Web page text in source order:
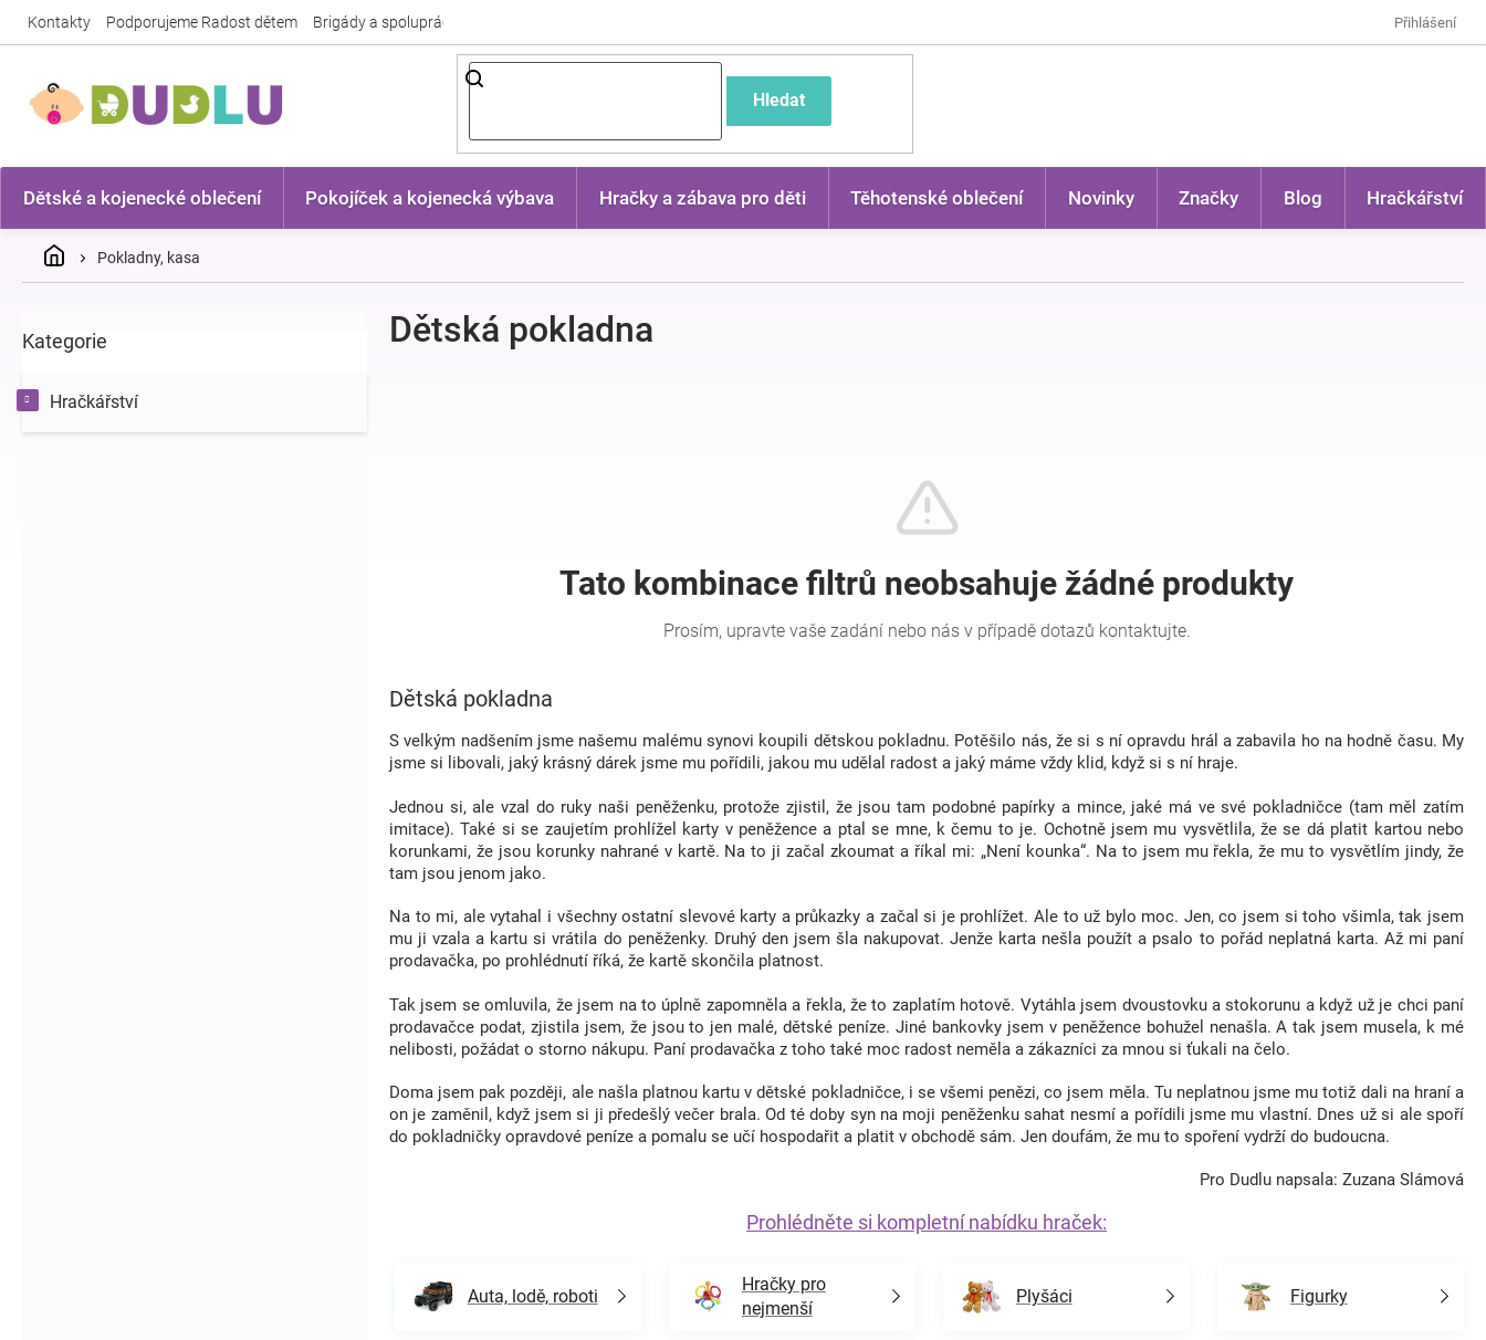
Kontakty Podporujeme Radost dětem Brigády a spolupráce Přihlášení
Hledat
Dětské a kojenecké oblečení Pokojíček a kojenecká výbava Hračky a zábava pro děti Těhotenské oblečení Novinky Značky Blog Hračkářství
DomůPokladny, kasa
o
t
r
Přeskočit
Kategorie
Hračkářství
Dětská pokladna
Dětská pokladna
S velkým nadšením jsme našemu malému synovi koupili dětskou pokladnu. Potěšilo nás, že si s ní opravdu hrál a zabavila ho na hodně času. My
jsme si libovali, jaký krásný dárek jsme mu pořídili, jakou mu udělal radost a jaký máme vždy klid, když si s ní hraje.
Jednou si, ale vzal do ruky naši peněženku, protože zjistil, že jsou tam podobné papírky a mince, jaké má ve své pokladničce (tam měl zatím
imitace). Také si se zaujetím prohlížel karty v peněžence a ptal se mne, k čemu to je. Ochotně jsem mu vysvětlila, že se dá platit kartou nebo
korunkami, že jsou korunky nahrané v kartě. Na to ji začal zkoumat a říkal mi: „Není kounka“. Na to jsem mu řekla, že mu to vysvětlím jindy, že
tam jsou jenom jako.
Na to mi, ale vytahal i všechny ostatní slevové karty a průkazky a začal si je prohlížet. Ale to už bylo moc. Jen, co jsem si toho všimla, tak jsem
mu ji vzala a kartu si vrátila do peněženky. Druhý den jsem šla nakupovat. Jenže karta nešla použít a psalo to pořád neplatná karta. Až mi paní
prodavačka, po prohlédnutí říká, že kartě skončila platnost.
Tak jsem se omluvila, že jsem na to úplně zapomněla a řekla, že to zaplatím hotově. Vytáhla jsem dvoustovku a stokorunu a když už je chci paní
prodavačce podat, zjistila jsem, že jsou to jen malé, dětské peníze. Jiné bankovky jsem v peněžence bohužel nenašla. A tak jsem musela, k mé
nelibosti, požádat o storno nákupu. Paní prodavačka z toho také moc radost neměla a zákazníci za mnou si ťukali na čelo.
Doma jsem pak později, ale našla platnou kartu v dětské pokladničce, i se všemi penězi, co jsem měla. Tu neplatnou jsme mu totiž dali na hraní a
on je zaměnil, když jsem si ji předešlý večer brala. Od té doby syn na moji peněženku sahat nesmí a pořídili jsme mu vlastní. Dnes už si ale spoří
do pokladničky opravdové peníze a pomalu se učí hospodařit a platit v obchodě sám. Jen doufám, že mu to spoření vydrží do budoucna.
Pro Dudlu napsala: Zuzana Slámová
Prohlédněte si kompletní nabídku hraček:
Auta, lodě, roboti
Hračky pro
nejmenší
Plyšáci Figurky